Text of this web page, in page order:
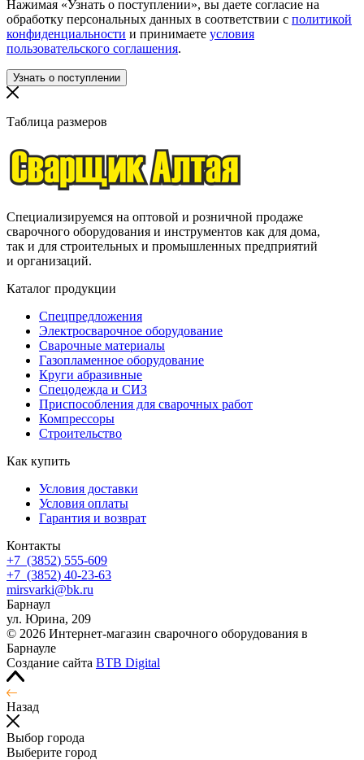
Нажимая «Узнать о поступлении», вы даете согласие на
обработку персональных данных в соответствии с политикой
конфиденциальности и принимаете условия
пользовательского соглашения.
Таблица размеров
Специализируемся на оптовой и розничной продаже
сварочного оборудования и инструментов как для дома,
так и для строительных и промышленных предприятий
и организаций.
Каталог продукции
Спецпредложения
Электросварочное оборудование
Сварочные материалы
Газопламенное оборудование
Круги абразивные
Спецодежда и СИЗ
Приспособления для сварочных работ
Компрессоры
Строительство
Как купить
Условия доставки
Условия оплаты
Гарантия и возврат
Контакты
+7 (3852) 555-609
+7 (3852) 40-23-63
mirsvarki@bk.ru
Барнаул
ул. Юрина, 209
© 2026 Интернет-магазин сварочного оборудования в
Барнауле
Создание сайта BTB Digital
Назад
Выбор города
Выберите город